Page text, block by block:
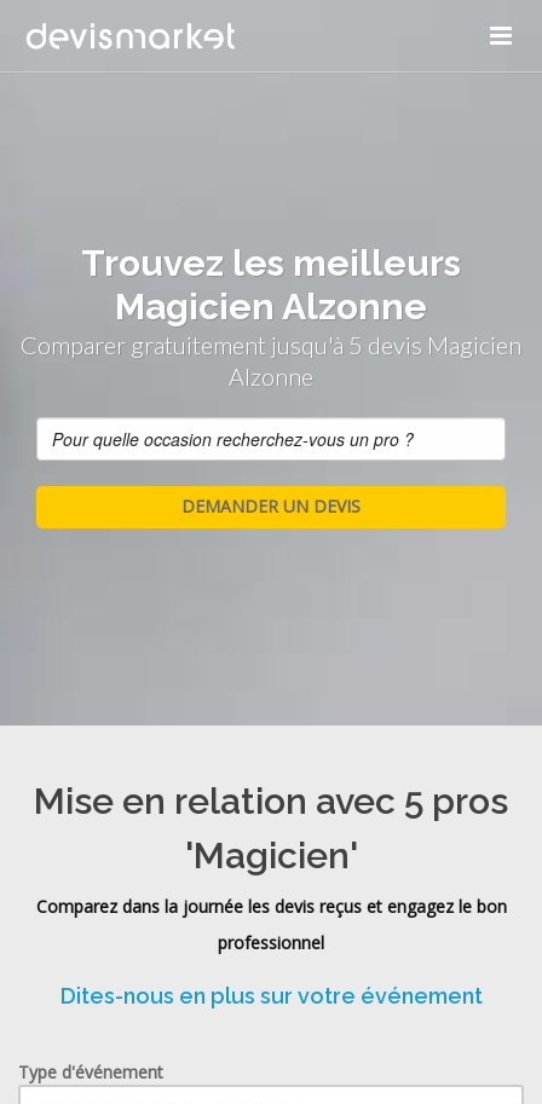
Trouvez les meilleurs
Magicien Alzonne
Comparer gratuitement jusqu'à 5 devis Magicien
Alzonne
Mise en relation avec 5 pros
'Magicien'
Comparez dans la journée les devis reçus et engagez le bon
professionnel
Dites-nous en plus sur votre événement
Type d'événement